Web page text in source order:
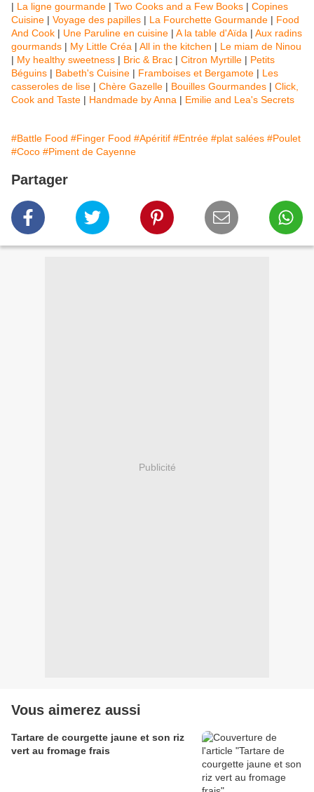
| La ligne gourmande | Two Cooks and a Few Books | Copines
Cuisine | Voyage des papilles | La Fourchette Gourmande | Food
And Cook | Une Paruline en cuisine | A la table d'Aïda | Aux radins
gourmands | My Little Créa | All in the kitchen | Le miam de Ninou
| My healthy sweetness | Bric & Brac | Citron Myrtille | Petits
Béguins | Babeth's Cuisine | Framboises et Bergamote | Les
casseroles de lise | Chère Gazelle | Bouilles Gourmandes | Click,
Cook and Taste | Handmade by Anna | Emilie and Lea's Secrets
#Battle Food #Finger Food #Apéritif #Entrée #plat salées #Poulet
#Coco #Piment de Cayenne
Partager
Publicité
Vous aimerez aussi
Tartare de courgette jaune et son riz
vert au fromage frais